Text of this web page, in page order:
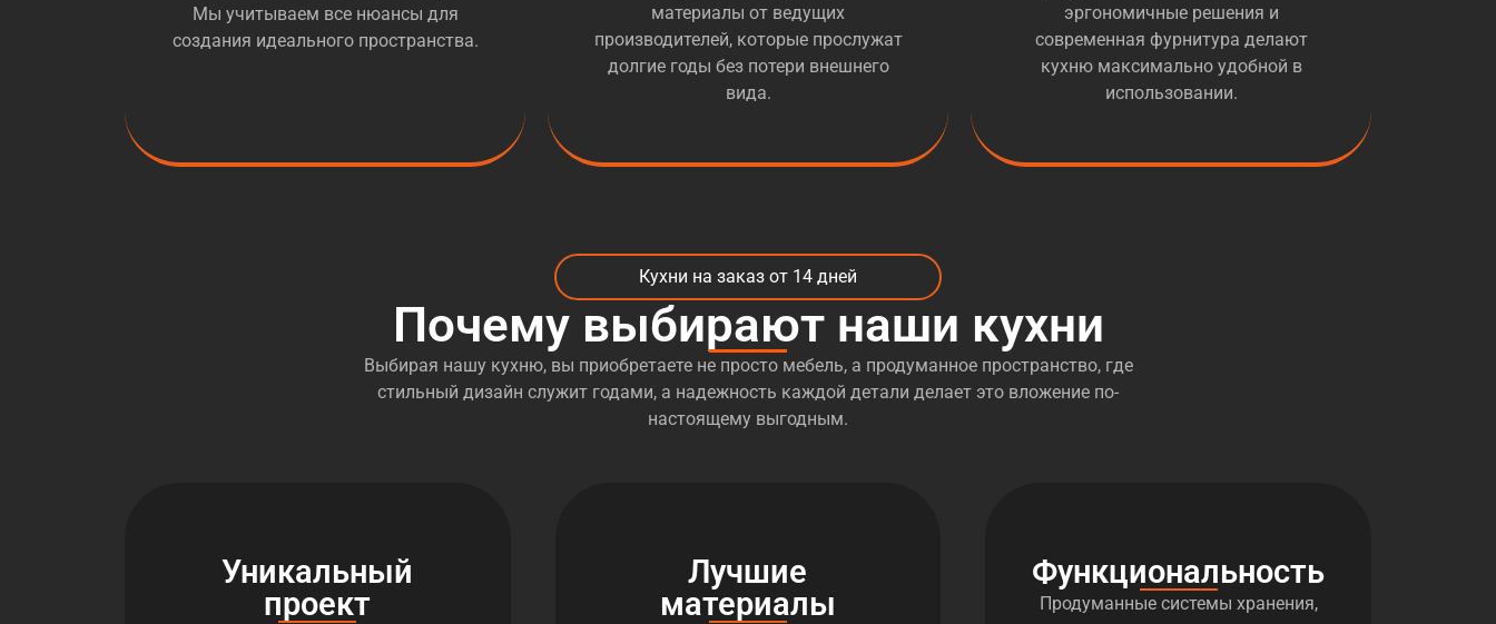
Мы учитываем все нюансы для
создания идеального пространства.
материалы от ведущих
производителей, которые прослужат
долгие годы без потери внешнего
вида.
эргономичные решения и
современная фурнитура делают
кухню максимально удобной в
использовании.
Кухни на заказ от 14 дней
Почему выбирают наши кухни
Выбирая нашу кухню, вы приобретаете не просто мебель, а продуманное пространство, где
стильный дизайн служит годами, а надежность каждой детали делает это вложение по-
настоящему выгодным.
Уникальный
проект
Лучшие
материалы
Функциональность
Продуманные системы хранения,